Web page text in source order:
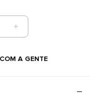
A GENTE